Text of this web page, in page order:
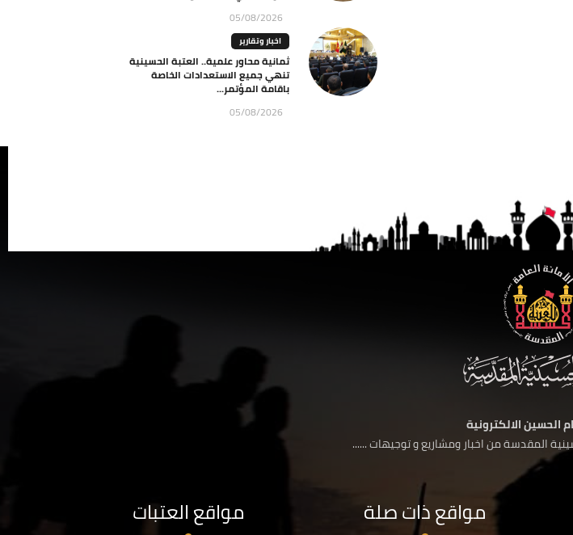
05/08/2026
اخبار وتقارير
ثمانية محاور علمية.. العتبة الحسينية
تنهي جميع الاستعدادات الخاصة
باقامة المؤتمر...
05/08/2026
الحسين الالكترونية
المقدسة من اخبار ومشاريع و توجيهات ......
مواقع ذات صلة مواقع العتبات